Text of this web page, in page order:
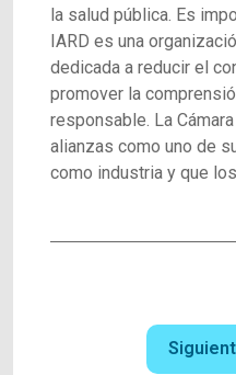
la salud pública. Es
IARD es una
dedicada a reducir el
promover la
responsable. La
alianzas como uno de
como industria y que